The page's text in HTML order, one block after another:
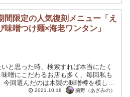
間限定の人気復刻メニュー「え
味噌つけ麺×海老ワンタン」
と思った時、検索すれば本当にたく
噌にこだわるお店も多く、毎回私も
今回選んだのは木製の味噌樽を模した
田所商店は、北海道味噌や信州味噌...
2021.10.18 薊野（あざみの）